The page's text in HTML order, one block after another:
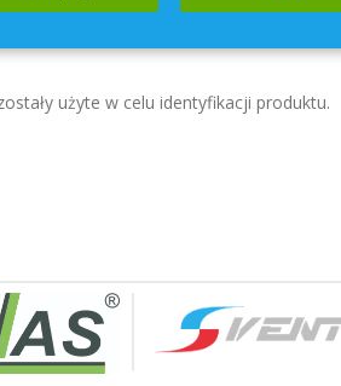
Szczegóły
użyte w celu identyfikacji produktu.